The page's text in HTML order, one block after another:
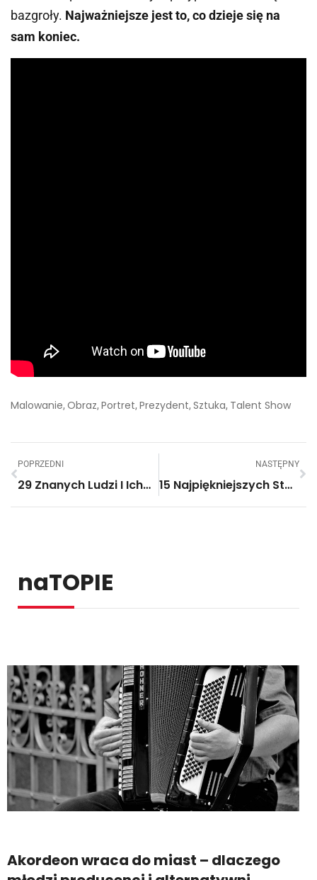
bazgroły. Najważniejsze jest to, co dzieje się na
sam koniec.
Malowanie, Obraz, Portret, Prezydent, Sztuka, Talent Show
POPRZEDNI
29 Znanych Ludzi I Ich… Sobowtóry Z Przeszłości. Creepy!
NASTĘPNY
15 Najpiękniejszych Stacji Metra. Warszawa Się Przy Nich Chowa!
naTOPIE
Akordeon wraca do miast – dlaczego